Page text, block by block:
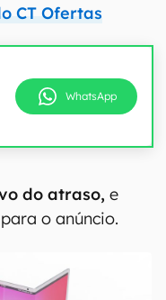
CT Ofertas
WhatsApp